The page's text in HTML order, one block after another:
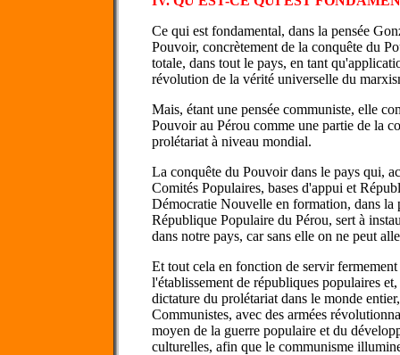
Ce qui est fondamental, dans la pensée
Pouvoir, concrètement de la conquête du
totale, dans tout le pays, en tant
révolution de la vérité universelle du
Mais, étant une pensée communiste, elle
Pouvoir au Pérou comme une partie de la
prolétariat à niveau mondial.
La conquête du Pouvoir dans le pays qui,
Comités Populaires, bases d'appui et
Démocratie Nouvelle en formation, dans la
République Populaire du Pérou, sert à
dans notre pays, car sans elle on ne peut
Et tout cela en fonction de servir
l'établissement de républiques populaires
dictature du prolétariat dans le monde
Communistes, avec des armées
moyen de la guerre populaire et du
culturelles, afin que le communisme